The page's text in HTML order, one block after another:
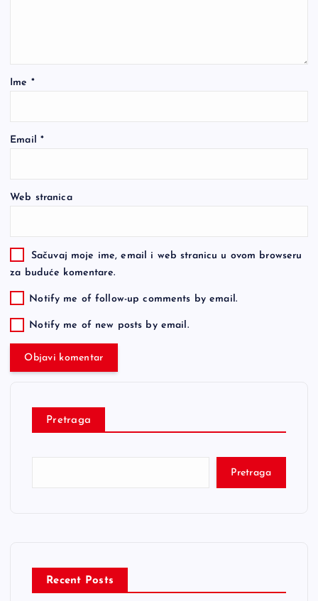
Ime *
Email *
Web stranica
Sačuvaj moje ime, email i web stranicu u ovom browseru
za buduće komentare.
Notify me of follow-up comments by email.
Notify me of new posts by email.
Pretraga
Pretraga
Recent Posts